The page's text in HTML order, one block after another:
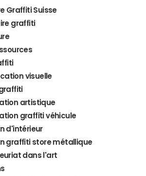
Graffiti Suisse
graffiti
visuelle
artistique
graffiti véhicule
d'intérieur
graffiti store métallique
dans l'art